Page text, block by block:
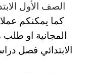
الصف الأول
كما يمكنكم
المجانية او طلب
الابتدائي فصل دراسي